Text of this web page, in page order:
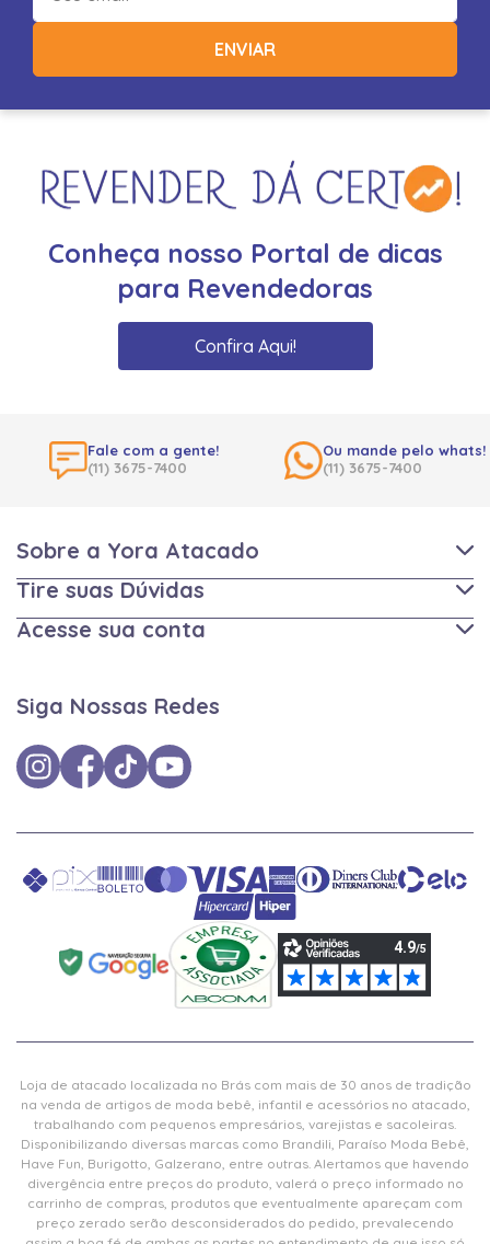
ENVIAR
Conheça nosso Portal de dicas
para Revendedoras
Confira Aqui!
Fale com a gente!
(11) 3675-7400
Ou mande pelo whats!
(11) 3675-7400
Sobre a Yora Atacado
Tire suas Dúvidas
Acesse sua conta
Siga Nossas Redes
Loja de atacado localizada no Brás com mais de 30 anos de tradição
na venda de artigos de moda bebê, infantil e acessórios no atacado,
trabalhando com pequenos empresários, varejistas e sacoleiras.
Disponibilizando diversas marcas como Brandili, Paraíso Moda Bebê,
Have Fun, Burigotto, Galzerano, entre outras. Alertamos que havendo
divergência entre preços do produto, valerá o preço informado no
carrinho de compras, produtos que eventualmente apareçam com
preço zerado serão desconsiderados do pedido, prevalecendo